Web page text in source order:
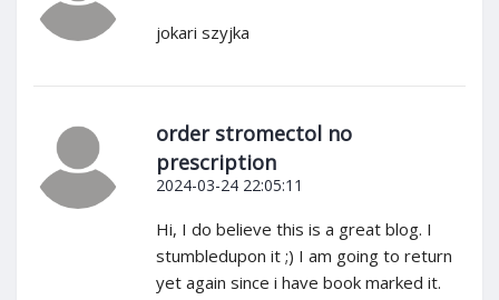
jokari szyjka
order stromectol no
prescription
2024-03-24 22:05:11
Hi, I do believe this is a great blog. I
stumbledupon it ;) I am going to return
yet again since i have book marked it.